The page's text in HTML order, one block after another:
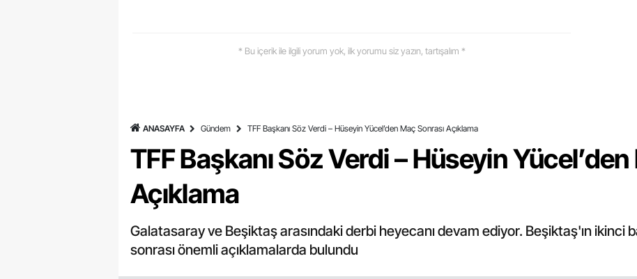
* Bu içerik ile ilgili yorum yok, ilk yorumu siz yazın, tartışalım *
ANASAYFA Gündem TFF Başkanı Söz Verdi – Hüseyin Yücel’den Maç Sonrası Açıklama
TFF Başkanı Söz Verdi – Hüseyin
Açıklama
Galatasaray ve Beşiktaş arasındaki derbi heyecanı devam ediyor. Beşiktaş'ın ikinci
sonrası önemli açıklamalarda bulundu